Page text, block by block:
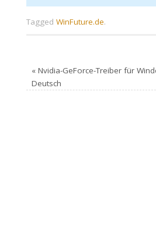
Tagged WinFuture.de.
«Nvidia-GeForce-Treiber für
Deutsch